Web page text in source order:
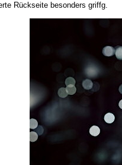
Rückseite besonders griffg.